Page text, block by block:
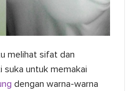
melihat sifat dan
suka untuk memakai
dengan warna-warna